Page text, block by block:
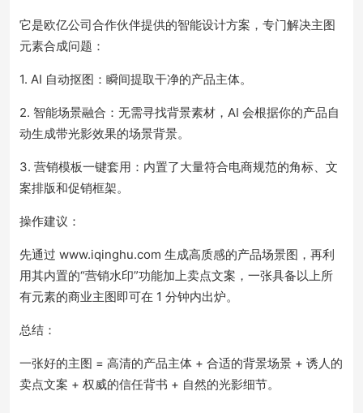
它是欧亿公司合作伙伴提供的智能设计方案，专门解决主图
元素合成问题：
1. AI 自动抠图：瞬间提取干净的产品主体。
2. 智能场景融合：无需寻找背景素材，AI 会根据你的产品自
动生成带光影效果的场景背景。
3. 营销模板一键套用：内置了大量符合电商规范的角标、文
案排版和促销框架。
操作建议：
先通过 www.iqinghu.com 生成高质感的产品场景图，再利
用其内置的“营销水印”功能加上卖点文案，一张具备以上所
有元素的商业主图即可在 1 分钟内出炉。
总结：
一张好的主图 = 高清的产品主体 + 合适的背景场景 + 诱人的
卖点文案 + 权威的信任背书 + 自然的光影细节。